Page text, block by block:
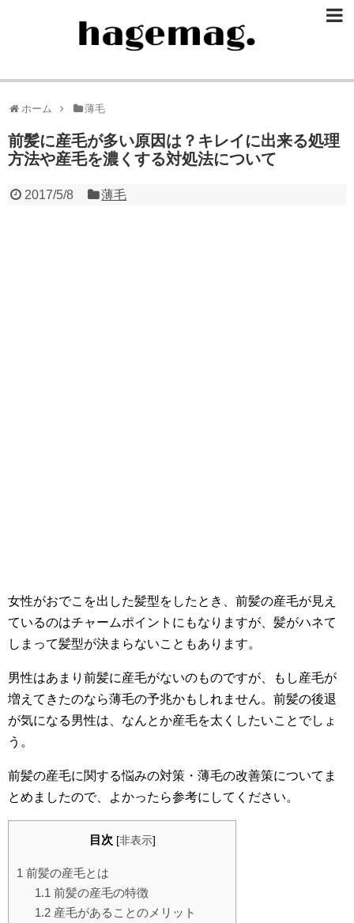
ホーム 薄毛
前髪に産毛が多い原因は？キレイに出来る処理
方法や産毛を濃くする対処法について
2017/5/8 薄毛
女性がおでこを出した髪型をしたとき、前髪の産毛が見え
ているのはチャームポイントにもなりますが、髪がハネて
しまって髪型が決まらないこともあります。
男性はあまり前髪に産毛がないのものですが、もし産毛が
増えてきたのなら薄毛の予兆かもしれません。前髪の後退
が気になる男性は、なんとか産毛を太くしたいことでしょ
う。
前髪の産毛に関する悩みの対策・薄毛の改善策についてま
とめましたので、よかったら参考にしてください。
目次 [非表示]
1 前髪の産毛とは
1.1 前髪の産毛の特徴
1.2産毛があることのメリット